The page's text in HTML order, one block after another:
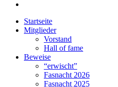
Startseite
Mitglieder
Vorstand
Hall of fame
Beweise
“erwischt”
Fasnacht 2026
Fasnacht 2025